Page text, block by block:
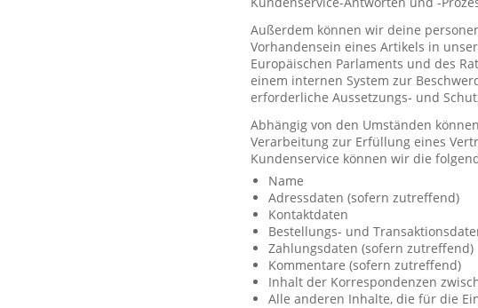
Außerdem können wir deine
Vorhandensein eines Artikels in
Europäischen Parlaments und des
einem internen System zur
erforderliche Aussetzungs- und
Abhängig von den Umständen
Verarbeitung zur Erfüllung eines
Kundenservice können wir die
Name
Adressdaten (sofern zutreffend)
Kontaktdaten
Bestellungs- und
Zahlungsdaten (sofern zutreffend)
Kommentare (sofern zutreffend)
Inhalt der Korrespondenzen
Alle anderen Inhalte, die für die